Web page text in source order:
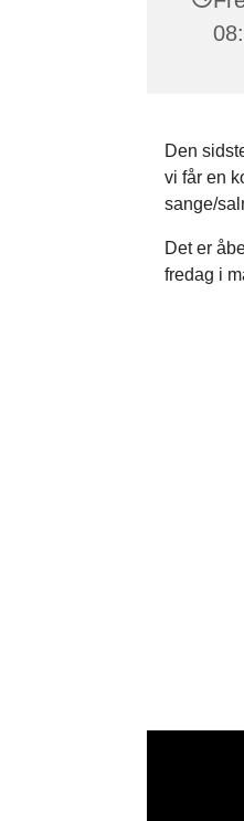
Den
vi får en
sange/
Det er
fredag i